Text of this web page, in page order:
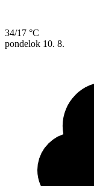
34/17 °C
pondelok 10. 8.